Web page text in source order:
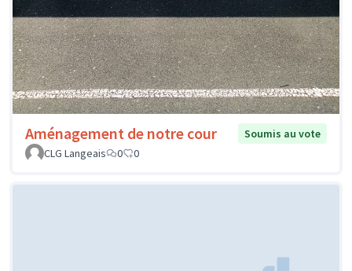
Aménagement de notre cour
Soumis au vote
CLG Langeais
0 0